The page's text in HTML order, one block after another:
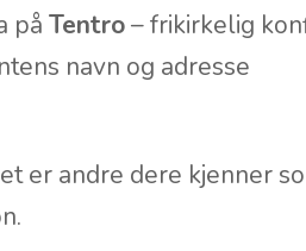
på Tentro– frikirkelig
navn og adresse
er andre dere kjenner